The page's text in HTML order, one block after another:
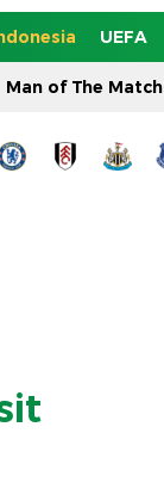
UEFA
Man of The Match